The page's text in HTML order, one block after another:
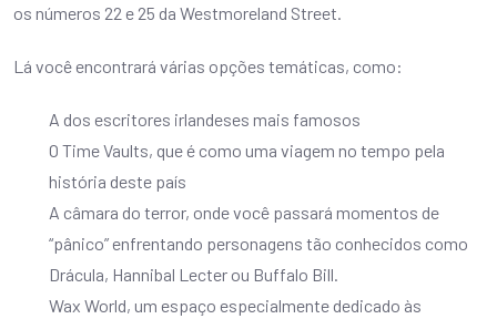
os números 22 e 25 da Westmoreland Street.
Lá você encontrará várias opções temáticas, como:
A dos escritores irlandeses mais famosos
O Time Vaults, que é como uma viagem no tempo pela
história deste país
A câmara do terror, onde você passará momentos de
“pânico” enfrentando personagens tão conhecidos como
Drácula, Hannibal Lecter ou Buffalo Bill.
Wax World, um espaço especialmente dedicado às